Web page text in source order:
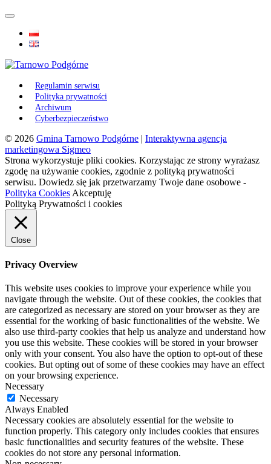
Regulamin serwisu
Polityka prywatności
Archiwum
Cyberbezpieczeństwo
© 2026 Gmina Tarnowo Podgórne | Interaktywna agencja
marketingowa Sigmeo
Strona wykorzystuje pliki cookies. Korzystając ze strony wyrażasz
zgodę na używanie cookies, zgodnie z polityką prywatności
serwisu. Dowiedz się jak przetwarzamy Twoje dane osobowe -
Polityka Cookies Akceptuję
Polityką Prywatności i cookies
Close
Privacy Overview
This website uses cookies to improve your experience while you
navigate through the website. Out of these cookies, the cookies that
are categorized as necessary are stored on your browser as they are
essential for the working of basic functionalities of the website. We
also use third-party cookies that help us analyze and understand how
you use this website. These cookies will be stored in your browser
only with your consent. You also have the option to opt-out of these
cookies. But opting out of some of these cookies may have an effect
on your browsing experience.
Necessary
Necessary
Always Enabled
Necessary cookies are absolutely essential for the website to
function properly. This category only includes cookies that ensures
basic functionalities and security features of the website. These
cookies do not store any personal information.